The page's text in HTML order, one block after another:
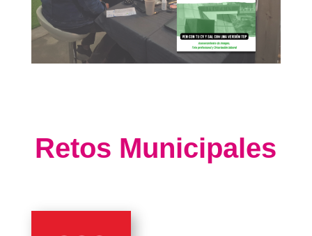
Retos Municipales